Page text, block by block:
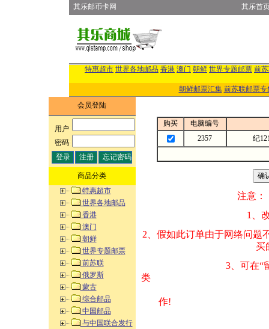
其乐邮币卡网 其乐首
特惠超市 世界各地邮品 香港 澳门 朝鲜 世界专题邮票 前
朝鲜邮票汇集 前苏联邮票专
会员登陆
用户:
密码:
商品分类
特惠超市
世界各地邮品
香港
澳门
朝鲜
世界专题邮票
前苏联
俄罗斯
蒙古
综合邮品
中国邮品
与中国联合发行
购买
电脑编号
2357
纪
注意：
1、改变商品数量
2、假如此订单由
买的邮品的“
3、可在“
类 方式告之
作!